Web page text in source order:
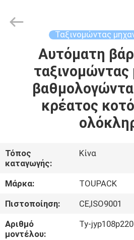
ΠΡΟΪΌΝΤΑ
ΣΧΕΤΙΚΆ
ΕΜΆΣ
ΞΕΝΆΓΗΣΗ
ΣΤΟ
ΕΡΓΟΣΤΆΣΙΟ
EQUIPMENT
Ταξινομώντας
Αυτόματη
κρέατος
Τόπος
καταγωγής:
Κίνα
Μάρκα:
TOUPACK
Πιστοποίηση:
CE,ISO9001
Αριθμό
μοντέλου:
Ty-